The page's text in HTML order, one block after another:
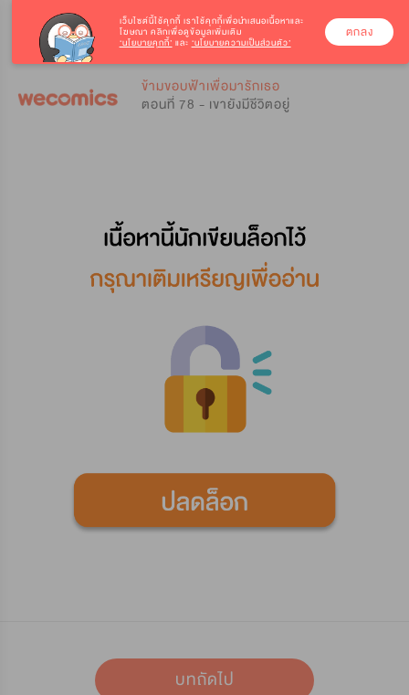
ข้ามขอบฟ้าเพื่อมารักเธอ
ตอนที่ 78 - เขายังมีชีวิตอยู่
บทถัดไป
0
เว็บไซต์นี้ใช้คุกกี้ เราใช้คุกกี้เพื่อนำเสนอเนื้อหาและ
โฆษณา คลิกเพื่อดูข้อมูลเพิ่มเติม
‘นโยบายคุกกี้’ และ ‘นโยบายความเป็นส่วนตัว’
ตกลง